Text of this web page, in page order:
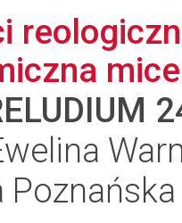
Poznańska